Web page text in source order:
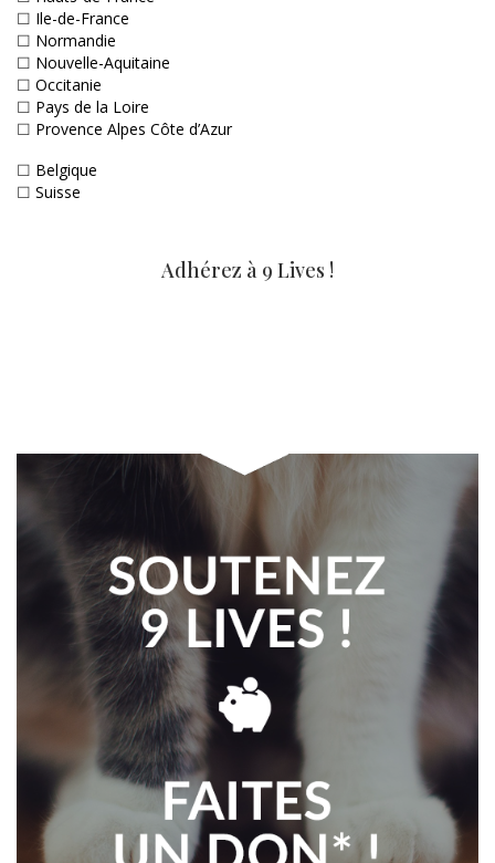
☐ Ile-de-France
☐ Normandie
☐ Nouvelle-Aquitaine
☐ Occitanie
☐ Pays de la Loire
☐ Provence Alpes Côte d’Azur
☐ Belgique
☐ Suisse
Adhérez à 9 Lives !